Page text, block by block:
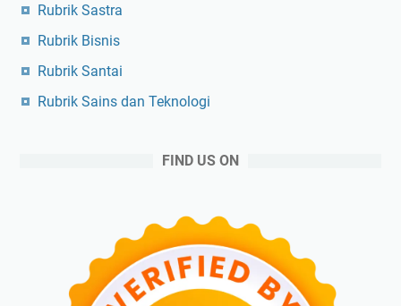
Rubrik Sastra
Rubrik Bisnis
Rubrik Santai
Rubrik Sains dan Teknologi
FIND US ON